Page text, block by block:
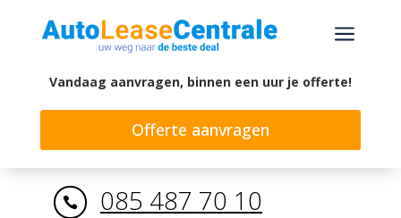
a
Vandaag aanvragen, binnen een uur je offerte!
Offerte aanvragen
 085 487 70 10